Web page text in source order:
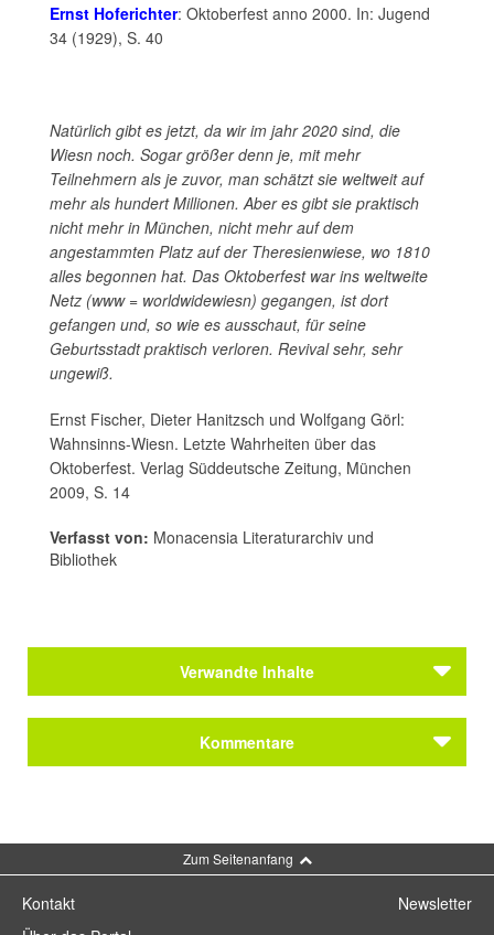
Ernst Hoferichter: Oktoberfest anno 2000. In: Jugend
34 (1929), S. 40
Natürlich gibt es jetzt, da wir im jahr 2020 sind, die
Wiesn noch. Sogar größer denn je, mit mehr
Teilnehmern als je zuvor, man schätzt sie weltweit auf
mehr als hundert Millionen. Aber es gibt sie praktisch
nicht mehr in München, nicht mehr auf dem
angestammten Platz auf der Theresienwiese, wo 1810
alles begonnen hat. Das Oktoberfest war ins weltweite
Netz (www = worldwidewiesn) gegangen, ist dort
gefangen und, so wie es ausschaut, für seine
Geburtsstadt praktisch verloren. Revival sehr, sehr
ungewiß.
Ernst Fischer, Dieter Hanitzsch und Wolfgang Görl:
Wahnsinns-Wiesn. Letzte Wahrheiten über das
Oktoberfest. Verlag Süddeutsche Zeitung, München
2009, S. 14
Verfasst von: Monacensia Literaturarchiv und
Bibliothek
Verwandte Inhalte
Hoferichter, ErnstKommentare
Zum Seitenanfang
Kontakt
Newsletter